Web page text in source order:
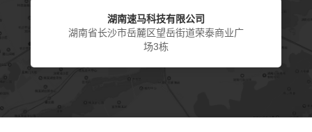
湖南速马科技有限公司
湖南省长沙市岳麓区望岳街道荣泰商业广
场3栋